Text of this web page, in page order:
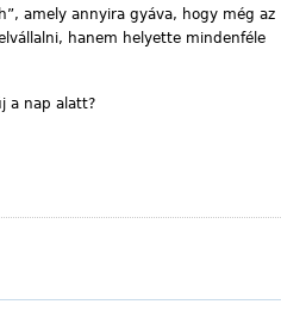
amely annyira gyáva, hogy még az
hanem helyette mindenféle
a nap alatt?